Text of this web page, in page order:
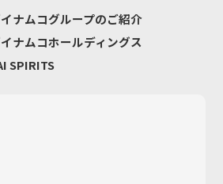
ナムコグループのご紹介
ナムコホールディングス
SPIRITS